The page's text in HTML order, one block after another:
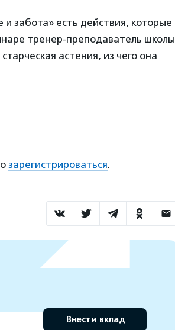
забота» есть действия, которые
тренер-преподаватель школы
астения, из чего она
зарегистрироваться.
Внести вклад